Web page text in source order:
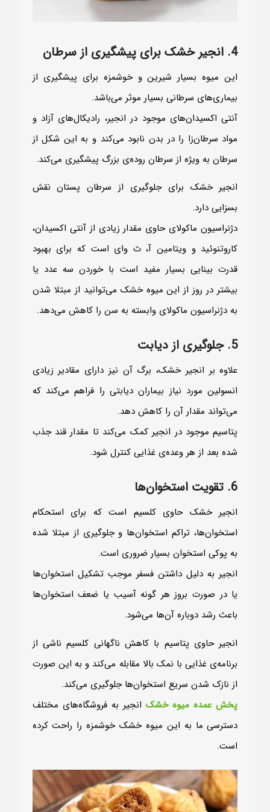
4. انجیر خشک برای پیشگیری از سرطان
این میوه بسیار شیرین و خوشمزه برای پیشگیری از
بیماری‌های سرطانی بسیار موثر می‌باشد.
آنتی اکسیدان‌های موجود در انجیر، رادیکال‌های آزاد و
مواد سرطان‌زا را در بدن نابود می‌کند و به این شکل از
سرطان به ویژه از سرطان روده‌ی بزرگ پیشگیری می‌کند.
انجیر خشک برای جلوگیری از سرطان پستان نقش
بسزایی دارد.
دژنراسیون ماکولای حاوی مقدار زیادی از آنتی اکسیدان،
کاروتنوئید و ویتامین آ، ث وای است که برای بهبود
قدرت بینایی بسیار مفید است با خوردن سه عدد یا
بیشتر در روز از این میوه خشک می‌توانید از مبتلا شدن
به دژنراسیون ماکولای وابسته به سن را کاهش می‌دهد.
5. جلوگیری از دیابت
علاوه بر انجیر خشک، برگ آن نیز دارای مقادیر زیادی
انسولین مورد نیاز بیماران دیابتی را فراهم می‌کند که
می‌تواند مقدار آن را کاهش دهد.
پتاسیم موجود در انجیر کمک می‌کند تا مقدار قند جذب
شده بعد از هر وعده‌ی غذایی کنترل شود.
6. تقویت استخوان‌ها
انجیر خشک حاوی کلسیم است که برای استحکام
استخوان‌ها، تراکم استخوان‌ها و جلوگیری از مبتلا شده
به پوکی استخوان بسیار ضروری است.
انجیر به دلیل داشتن فسفر موجب تشکیل استخوان‌ها
یا در صورت بروز هر‌ گونه آسیب یا ضعف استخوان‌ها
باعث رشد دوباره آن‌ها می‌شود.
انجیر حاوی پتاسیم با کاهش ناگهانی کلسیم ناشی از
برنامه‌ی غذایی با نمک بالا مقابله می‌کند و به این صورت
از نازک شدن سریع استخوان‌ها جلوگیری می‌کند.
پخش عمده میوه خشکانجیر به فروشگاه‌های مختلف
دسترسی ما به این میوه‎ خشک خوشمزه را راحت کرده
است.